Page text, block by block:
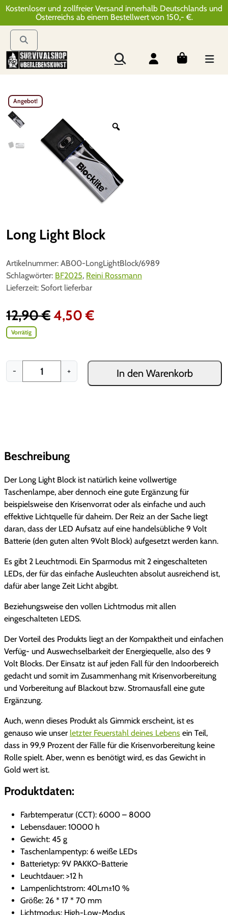
Kostenloser und zollfreier Versand innerhalb Deutschlands und
Österreichs ab einem Bestellwert von 150,- €.
Angebot!
Long Light Block
Artikelnummer: AB00-LongLightBlock/6989
Schlagwörter: BF2025, Reini Rossmann
Lieferzeit: Sofort lieferbar
12,90€U
g
l
i
c
h
e
r
P
r
e
i
s
a
r
:
1
,
9
0
€
4,50€A
r
P
r
e
i
s
i
t
:
4
5
0
Vorrätig
-
o
h
B
l
o
c
k
M
n
g
e
+ In den Warenkorb
Beschreibung
Der Long Light Block ist natürlich keine vollwertige
Taschenlampe, aber dennoch eine gute Ergänzung für
beispielsweise den Krisenvorrat oder als einfache und auch
effektive Lichtquelle für daheim. Der Reiz an der Sache liegt
daran, dass der LED Aufsatz auf eine handelsübliche 9 Volt
Batterie (den guten alten 9Volt Block) aufgesetzt werden kann.
Es gibt 2 Leuchtmodi. Ein Sparmodus mit 2 eingeschalteten
LEDs, der für das einfache Ausleuchten absolut ausreichend ist,
dafür aber lange Zeit Licht abgibt.
Beziehungsweise den vollen Lichtmodus mit allen
eingeschalteten LEDS.
Der Vorteil des Produkts liegt an der Kompaktheit und einfachen
Verfüg- und Auswechselbarkeit der Energiequelle, also des 9
Volt Blocks. Der Einsatz ist auf jeden Fall für den Indoorbereich
gedacht und somit im Zusammenhang mit Krisenvorbereitung
und Vorbereitung auf Blackout bzw. Stromausfall eine gute
Ergänzung.
Auch, wenn dieses Produkt als Gimmick erscheint, ist es
genauso wie unser letzter Feuerstahl deines Lebens ein Teil,
dass in 99,9 Prozent der Fälle für die Krisenvorbereitung keine
Rolle spielt. Aber, wenn es benötigt wird, es das Gewicht in
Gold wert ist.
Produktdaten:
Farbtemperatur (CCT): 6000 – 8000
Lebensdauer: 10000 h
Gewicht: 45 g
Taschenlampentyp: 6 weiße LEDs
Batterietyp: 9V PAKKO-Batterie
Leuchtdauer: >12 h
Lampenlichtstrom: 40Lm±10 %
Größe: 26 * 17 * 70 mm
Lichtmodus: High-Low-Modus